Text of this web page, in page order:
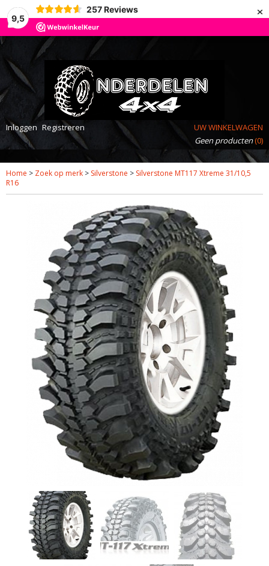
9,5
257 Reviews ×
Inloggen Registreren
UW WINKELWAGEN
Geen producten(0)
Home > Zoek op merk > Silverstone > Silverstone MT117 Xtreme 31/10,5
R16